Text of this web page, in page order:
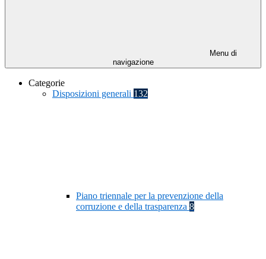
Menu di
navigazione
Categorie
Disposizioni generali 132
Piano triennale per la prevenzione della
corruzione e della trasparenza 8